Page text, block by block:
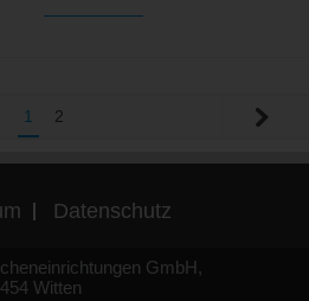
1 2
Datenschutz
GmbH,
Witten